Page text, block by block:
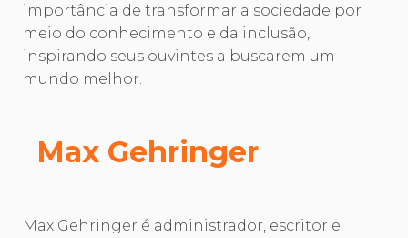
importância de transformar a sociedade por
meio do conhecimento e da inclusão,
inspirando seus ouvintes a buscarem um
mundo melhor.
Max Gehringer
Max Gehringer é administrador, escritor e